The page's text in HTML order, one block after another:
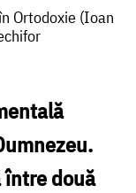
Ortodoxie (Ioan
două